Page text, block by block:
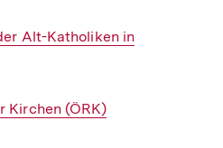
Alt-Katholiken in
Kirchen (ÖRK)